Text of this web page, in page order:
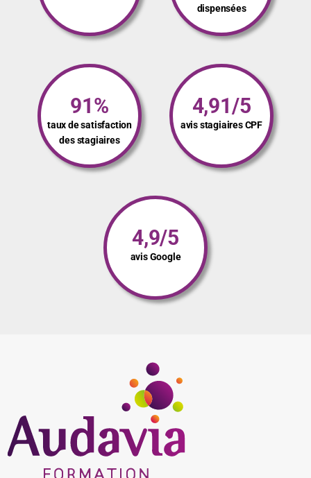
dispensées
91%
taux de satisfaction
des stagiaires
4,91/5
avis stagiaires CPF
4,9/5
avis Google